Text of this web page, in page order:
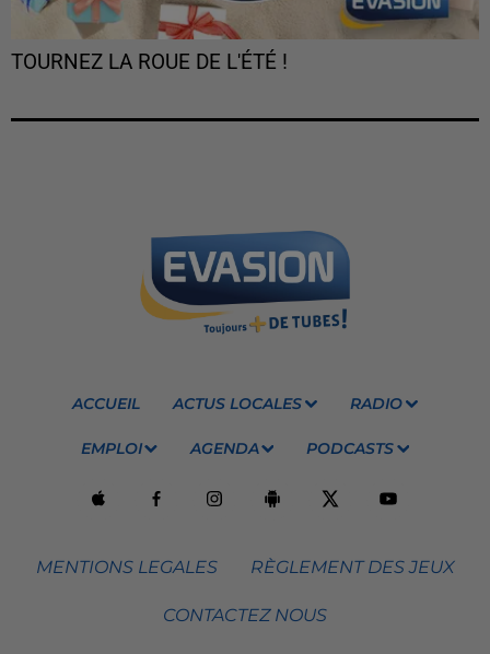
TOURNEZ LA ROUE DE L'ÉTÉ !
ACCUEIL ACTUS LOCALES RADIO
EMPLOI AGENDA PODCASTS
MENTIONS LEGALES RÈGLEMENT DES JEUX
CONTACTEZ NOUS